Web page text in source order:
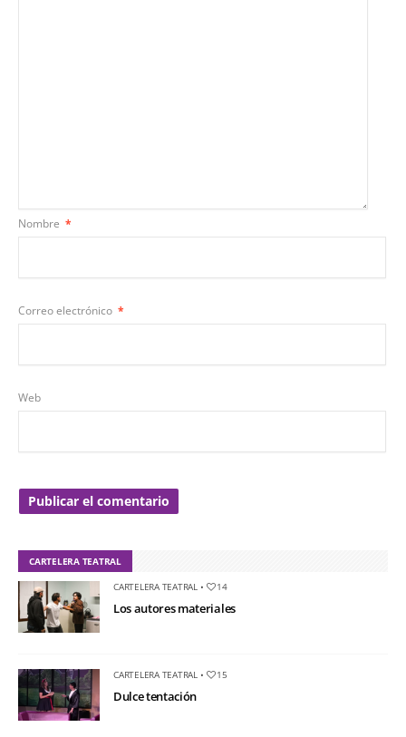
Nombre *
Correo electrónico *
Web
CARTELERA TEATRAL
CARTELERA TEATRAL• 14
Los autores materiales
CARTELERA TEATRAL• 15
Dulce tentación